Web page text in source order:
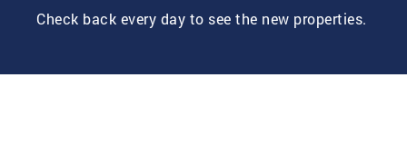
Check back every day to see the new properties.